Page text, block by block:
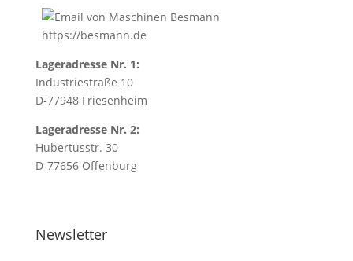
c
o
n
i
t
i
.
https://besmann.de
Lageradresse Nr. 1:
Industriestraße 10
D-77948 Friesenheim
Lageradresse Nr. 2:
Hubertusstr. 30
D-77656 Offenburg
Newsletter